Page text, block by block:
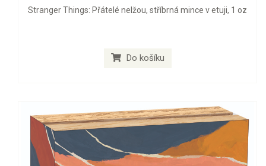
Stranger Things: Přátelé nelžou, stříbrná mince v etuji, 1 oz
Do košíku